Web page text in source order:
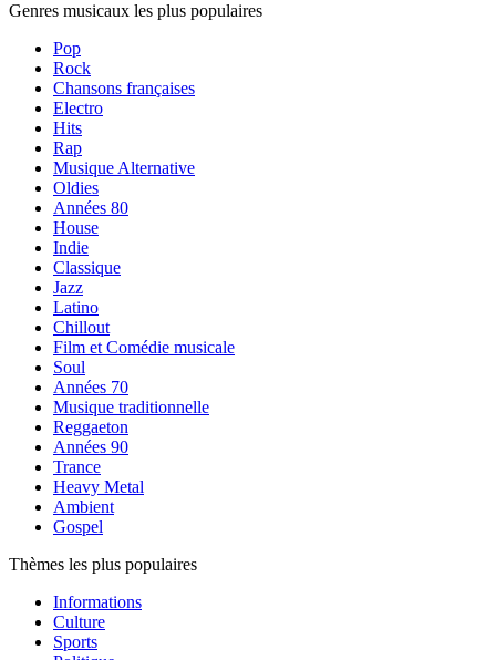
Genres musicaux les plus populaires
Pop
Rock
Chansons françaises
Electro
Hits
Rap
Musique Alternative
Oldies
Années 80
House
Indie
Classique
Jazz
Latino
Chillout
Film et Comédie musicale
Soul
Années 70
Musique traditionnelle
Reggaeton
Années 90
Trance
Heavy Metal
Ambient
Gospel
Thèmes les plus populaires
Informations
Culture
Sports